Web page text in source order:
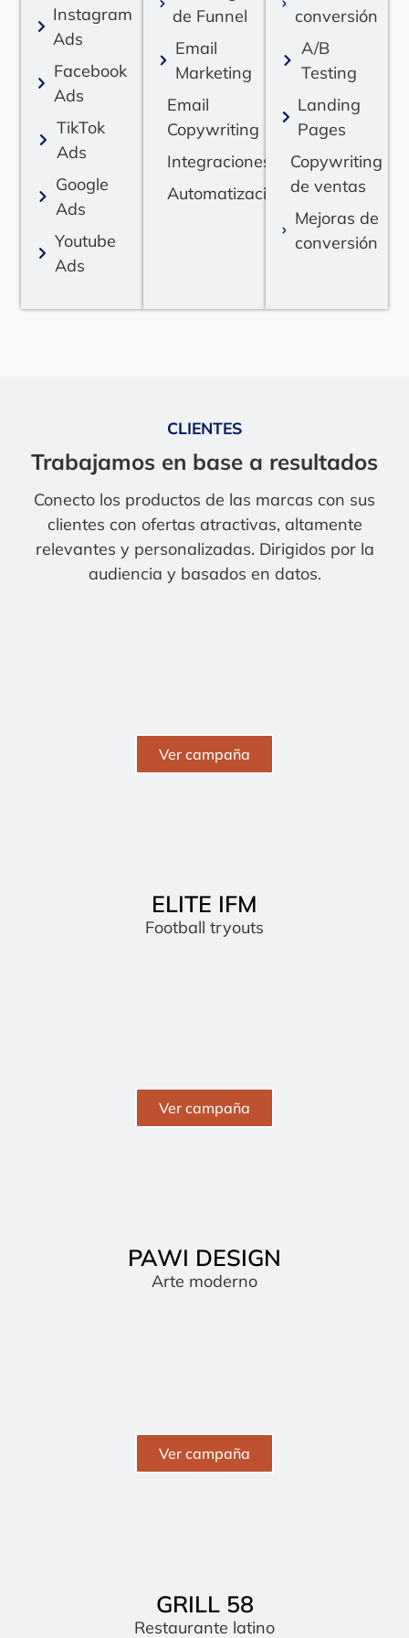
Instagram
Ads
Facebook
Ads
TikTok
Ads
Google
Ads
Youtube
Ads
de Funnel
Email
Marketing
Email
Copywriting
Integraciones
Automatizaciones
conversión
A/B
Testing
Landing
Pages
Copywriting
de ventas
Mejoras de
conversión
CLIENTES
Trabajamos en base a resultados
Conecto los productos de las marcas con sus
clientes con ofertas atractivas, altamente
relevantes y personalizadas. Dirigidos por la
audiencia y basados en datos.
Ver campaña
ELITE IFM
Football tryouts
Ver campaña
PAWI DESIGN
Arte moderno
Ver campaña
GRILL 58
Restaurante latino